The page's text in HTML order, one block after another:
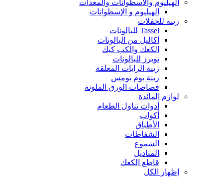
الهيليوم والاسطوانات والمعدات
الهيليوم و الإسطوانات
زينة للحفلات
Tassel للبالونات
أكاليل من البالونات
الكعك والكب كيك
توبرز للبالونات
زينة الرايات المعلقة
زينة بوم بومس
قصاصات الورق الملونة
لوازم المائدة
أدوات تناول الطعام
أكواب
الأطباق
الشفاطات
الشموع
المناديل
قاطع الكعك
إظهار الكل